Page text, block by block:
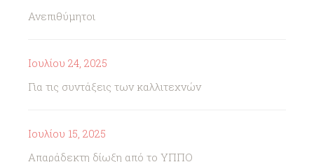
Ανεπιθύμητοι
Ιουλίου 24, 2025
Για τις συντάξεις των καλλιτεχνών
Ιουλίου 15, 2025
Απαράδεκτη δίωξη από το ΥΠΠΟ